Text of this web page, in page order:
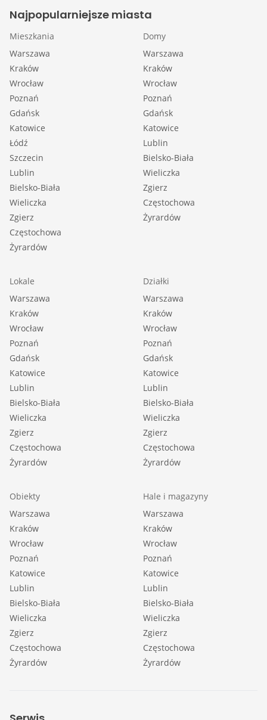
Najpopularniejsze miasta
Mieszkania
Warszawa
Kraków
Wrocław
Poznań
Gdańsk
Katowice
Łódź
Szczecin
Lublin
Bielsko-Biała
Wieliczka
Zgierz
Częstochowa
Żyrardów
Domy
Warszawa
Kraków
Wrocław
Poznań
Gdańsk
Katowice
Lublin
Bielsko-Biała
Wieliczka
Zgierz
Częstochowa
Żyrardów
Lokale
Warszawa
Kraków
Wrocław
Poznań
Gdańsk
Katowice
Lublin
Bielsko-Biała
Wieliczka
Zgierz
Częstochowa
Żyrardów
Działki
Warszawa
Kraków
Wrocław
Poznań
Gdańsk
Katowice
Lublin
Bielsko-Biała
Wieliczka
Zgierz
Częstochowa
Żyrardów
Obiekty
Warszawa
Kraków
Wrocław
Poznań
Katowice
Lublin
Bielsko-Biała
Wieliczka
Zgierz
Częstochowa
Żyrardów
Hale i magazyny
Warszawa
Kraków
Wrocław
Poznań
Katowice
Lublin
Bielsko-Biała
Wieliczka
Zgierz
Częstochowa
Żyrardów